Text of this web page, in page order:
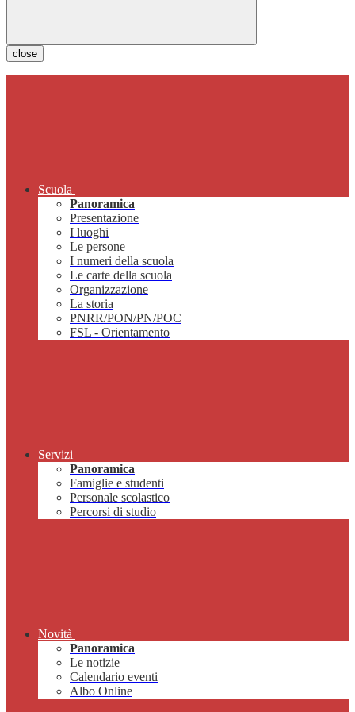
close
Scuola
Panoramica
Presentazione
I luoghi
Le persone
I numeri della scuola
Le carte della scuola
Organizzazione
La storia
PNRR/PON/PN/POC
FSL - Orientamento
Servizi
Panoramica
Famiglie e studenti
Personale scolastico
Percorsi di studio
Novità
Panoramica
Le notizie
Calendario eventi
Albo Online